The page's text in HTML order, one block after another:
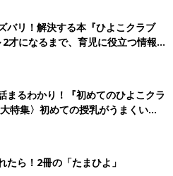
バリ！解決する本『ひよこクラブ
になるまで、育児に役立つ情報が
まるわかり！『初めてのひよこクラ
特集〉初めての授乳がうまくい
ルクの基本と夏のトラブル 解決テ
たら！2冊の「たまひよ」